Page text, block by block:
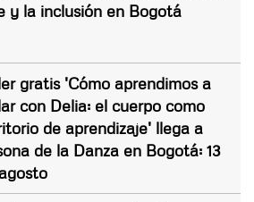
y la inclusión en Bogotá
gratis 'Cómo aprendimos a
con Delia: el cuerpo como
de aprendizaje' llega a
de la Danza en Bogotá: 13